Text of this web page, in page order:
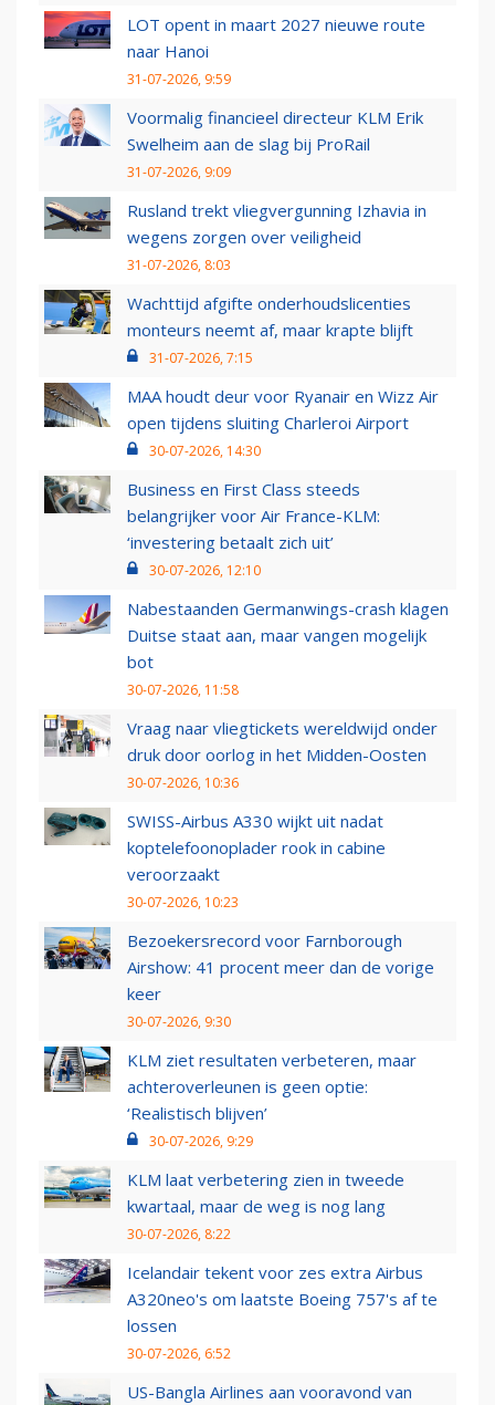
LOT opent in maart 2027 nieuwe route
naar Hanoi
31-07-2026, 9:59
Voormalig financieel directeur KLM Erik
Swelheim aan de slag bij ProRail
31-07-2026, 9:09
Rusland trekt vliegvergunning Izhavia in
wegens zorgen over veiligheid
31-07-2026, 8:03
Wachttijd afgifte onderhoudslicenties
monteurs neemt af, maar krapte blijft
31-07-2026, 7:15
MAA houdt deur voor Ryanair en Wizz Air
open tijdens sluiting Charleroi Airport
30-07-2026, 14:30
Business en First Class steeds
belangrijker voor Air France-KLM:
‘investering betaalt zich uit’
30-07-2026, 12:10
Nabestaanden Germanwings-crash klagen
Duitse staat aan, maar vangen mogelijk
bot
30-07-2026, 11:58
Vraag naar vliegtickets wereldwijd onder
druk door oorlog in het Midden-Oosten
30-07-2026, 10:36
SWISS-Airbus A330 wijkt uit nadat
koptelefoonoplader rook in cabine
veroorzaakt
30-07-2026, 10:23
Bezoekersrecord voor Farnborough
Airshow: 41 procent meer dan de vorige
keer
30-07-2026, 9:30
KLM ziet resultaten verbeteren, maar
achteroverleunen is geen optie:
‘Realistisch blijven’
30-07-2026, 9:29
KLM laat verbetering zien in tweede
kwartaal, maar de weg is nog lang
30-07-2026, 8:22
Icelandair tekent voor zes extra Airbus
A320neo's om laatste Boeing 757's af te
lossen
30-07-2026, 6:52
US-Bangla Airlines aan vooravond van